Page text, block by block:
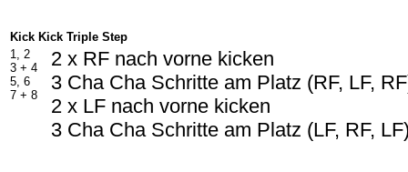
Kick Kick Triple Step
1, 2
3 + 4
5, 6
7 + 8
2 x RF nach vorne kicken
3 Cha Cha Schritte am Platz (RF, LF,
2 x LF nach vorne kicken
3 Cha Cha Schritte am Platz (LF, RF,